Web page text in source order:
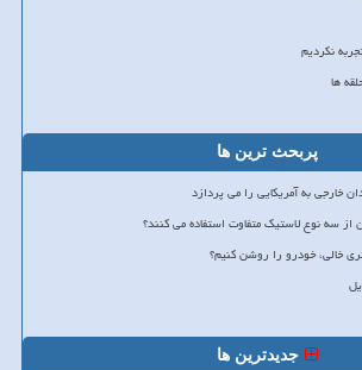
نکردیم
ها
پربحث ترین ها
خارجی به آمریکایی را می پردازد
از سه نوع لاستیک متفاوت استفاده می کنند؟
خالی، خودرو را روشن کنیم؟
جدیدترین ها